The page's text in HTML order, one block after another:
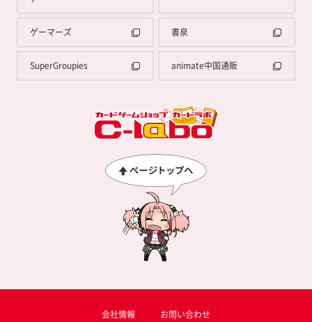
ゲーマーズ 書泉
SuperGroupies animate中国通販
会社情報 お問い合わせ